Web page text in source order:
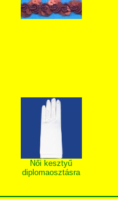
Női kesztyű
diplomaosztásra